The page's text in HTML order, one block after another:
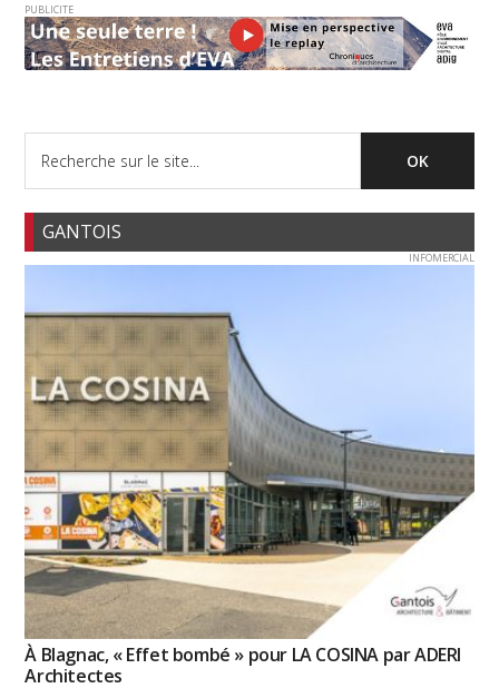
PUBLICITE
GANTOIS
INFOMERCIAL
À Blagnac, « Effet bombé » pour LA COSINA par ADERI
Architectes